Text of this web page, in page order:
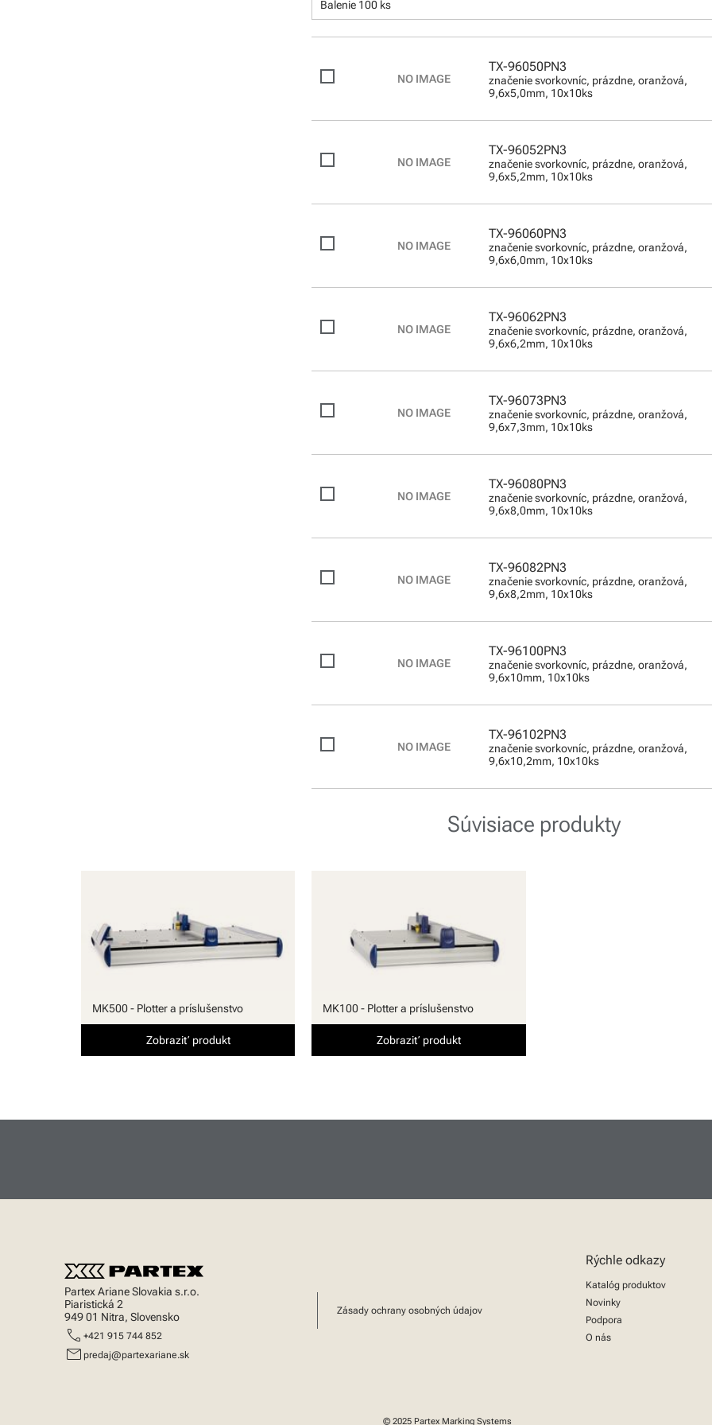
Balenie 100 ks
TX-96050PN3
značenie svorkovníc, prázdne, oranžová,
9,6x5,0mm, 10x10ks
TX-96052PN3
značenie svorkovníc, prázdne, oranžová,
9,6x5,2mm, 10x10ks
TX-96060PN3
značenie svorkovníc, prázdne, oranžová,
9,6x6,0mm, 10x10ks
TX-96062PN3
značenie svorkovníc, prázdne, oranžová,
9,6x6,2mm, 10x10ks
TX-96073PN3
značenie svorkovníc, prázdne, oranžová,
9,6x7,3mm, 10x10ks
TX-96080PN3
značenie svorkovníc, prázdne, oranžová,
9,6x8,0mm, 10x10ks
TX-96082PN3
značenie svorkovníc, prázdne, oranžová,
9,6x8,2mm, 10x10ks
TX-96100PN3
značenie svorkovníc, prázdne, oranžová,
9,6x10mm, 10x10ks
TX-96102PN3
značenie svorkovníc, prázdne, oranžová,
9,6x10,2mm, 10x10ks
Súvisiace produkty
MK500 - Plotter a príslušenstvo
Zobraziť produkt
MK100 - Plotter a príslušenstvo
Zobraziť produkt
Partex Ariane Slovakia s.r.o.
Piaristická 2
949 01 Nitra, Slovensko
call +421 915 744 852
mail predaj@partexariane.sk
Zásady ochrany osobných údajov
Rýchle odkazy
Katalóg produktov
Novinky
Podpora
O nás
© 2025 Partex Marking Systems